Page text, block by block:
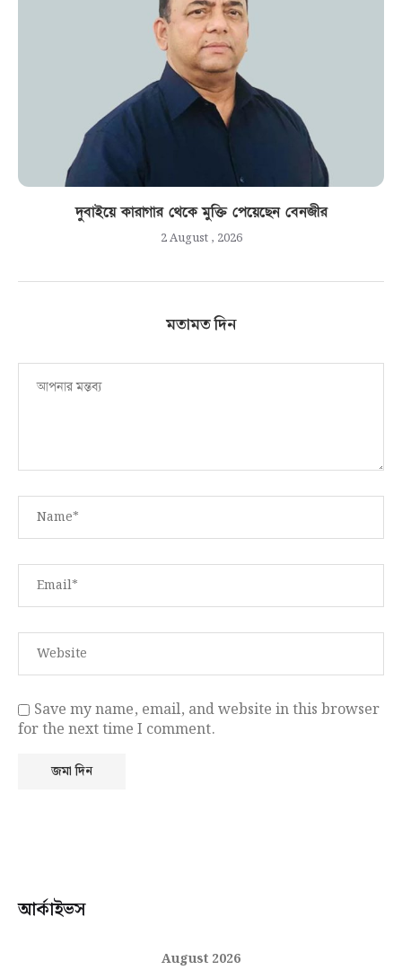
দুবাইয়ে কারাগার থেকে মুক্তি পেয়েছেন বেনজীর
2 August , 2026
মতামত দিন
Save my name, email, and website in this browser
for the next time I comment.
আর্কাইভস
August 2026